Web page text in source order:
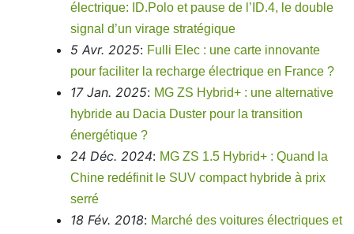
électrique: ID.Polo et pause de l’ID.4, le double
signal d’un virage stratégique
5 Avr. 2025: Fulli Elec : une carte innovante
pour faciliter la recharge électrique en France ?
17 Jan. 2025: MG ZS Hybrid+ : une alternative
hybride au Dacia Duster pour la transition
énergétique ?
24 Déc. 2024: MG ZS 1.5 Hybrid+ : Quand la
Chine redéfinit le SUV compact hybride à prix
serré
18 Fév. 2018: Marché des voitures électriques et